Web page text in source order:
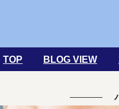
TOP BLOG VIEW